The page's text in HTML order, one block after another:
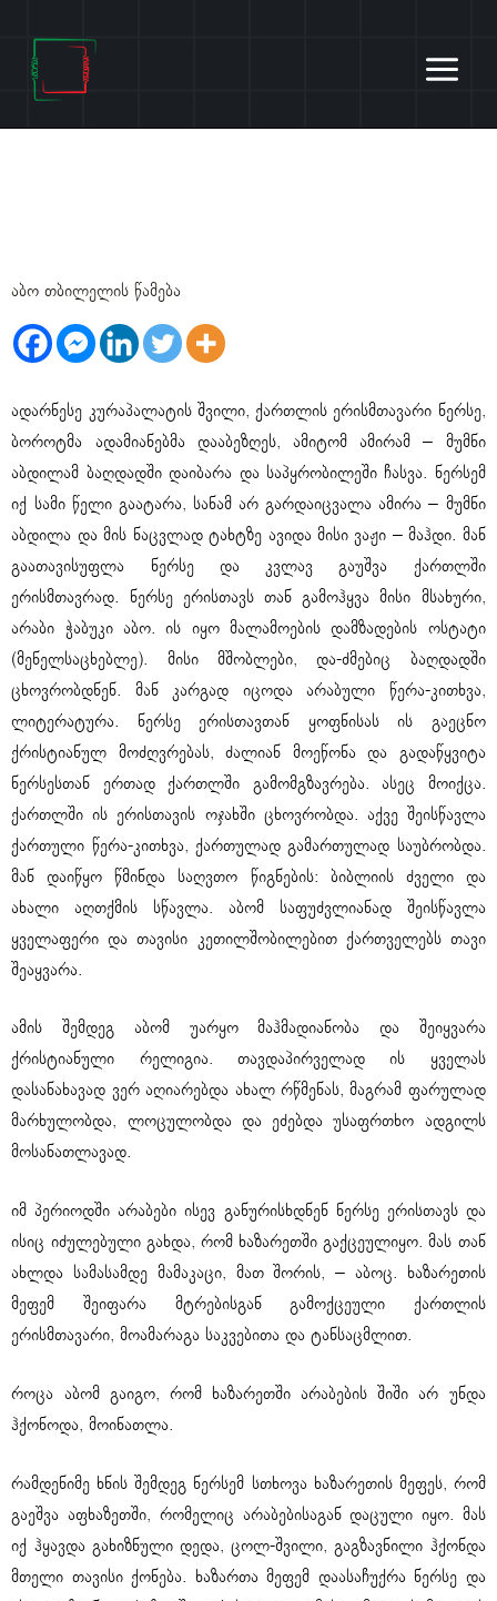
content
აბო თბილელის წამება
ადარნესე კურაპალატის შვილი, ქართლის ერისმთავარი ნერსე,
ბოროტმა ადამიანებმა დააბეზღეს, ამიტომ ამირამ – მუმნი
აბდილამ ბაღდადში დაიბარა და საპყრობილეში ჩასვა. ნერსემ
იქ სამი წელი გაატარა, სანამ არ გარდაიცვალა ამირა – მუმნი
აბდილა და მის ნაცვლად ტახტზე ავიდა მისი ვაჟი – მაჰდი. მან
გაათავისუფლა ნერსე და კვლავ გაუშვა ქართლში
ერისმთავრად. ნერსე ერისთავს თან გამოჰყვა მისი მსახური,
არაბი ჭაბუკი აბო. ის იყო მალამოების დამზადების ოსტატი
(მენელსაცხებლე). მისი მშობლები, და-ძმებიც ბაღდადში
ცხოვრობდნენ. მან კარგად იცოდა არაბული წერა-კითხვა,
ლიტერატურა. ნერსე ერისთავთან ყოფნისას ის გაეცნო
ქრისტიანულ მოძღვრებას, ძალიან მოეწონა და გადაწყვიტა
ნერსესთან ერთად ქართლში გამომგზავრება. ასეც მოიქცა.
ქართლში ის ერისთავის ოჯახში ცხოვრობდა. აქვე შეისწავლა
ქართული წერა-კითხვა, ქართულად გამართულად საუბრობდა.
მან დაიწყო წმინდა საღვთო წიგნების: ბიბლიის ძველი და
ახალი აღთქმის სწავლა. აბომ საფუძვლიანად შეისწავლა
ყველაფერი და თავისი კეთილშობილებით ქართველებს თავი
შეაყვარა.
ამის შემდეგ აბომ უარყო მაჰმადიანობა და შეიყვარა
ქრისტიანული რელიგია. თავდაპირველად ის ყველას
დასანახავად ვერ აღიარებდა ახალ რწმენას, მაგრამ ფარულად
მარხულობდა, ლოცულობდა და ეძებდა უსაფრთხო ადგილს
მოსანათლავად.
იმ პერიოდში არაბები ისევ განურისხდნენ ნერსე ერისთავს და
ისიც იძულებული გახდა, რომ ხაზარეთში გაქცეულიყო. მას თან
ახლდა სამასამდე მამაკაცი, მათ შორის, – აბოც. ხაზარეთის
მეფემ შეიფარა მტრებისგან გამოქცეული ქართლის
ერისმთავარი, მოამარაგა საკვებითა და ტანსაცმლით.
როცა აბომ გაიგო, რომ ხაზარეთში არაბების შიში არ უნდა
ჰქონოდა, მოინათლა.
რამდენიმე ხნის შემდეგ ნერსემ სთხოვა ხაზარეთის მეფეს, რომ
გაეშვა აფხაზეთში, რომელიც არაბებისაგან დაცული იყო. მას
იქ ჰყავდა გახიზნული დედა, ცოლ-შვილი, გაგზავნილი ჰქონდა
მთელი თავისი ქონება. ხაზართა მეფემ დაასაჩუქრა ნერსე და